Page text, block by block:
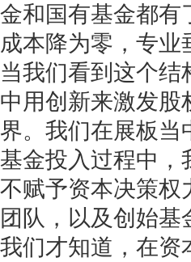
金和国有基金都有
成本降为零，专
当我们看到这个
中用创新来激发股
界。我们在展板当
基金投入过程中，
不赋予资本决策权
团队，以及创始
我们才知道，在资